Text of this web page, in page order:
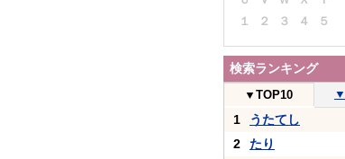
１
２ ３ ４ ５
検索ランキング
▼ TOP10 ▼
1
うたてし
2
たり